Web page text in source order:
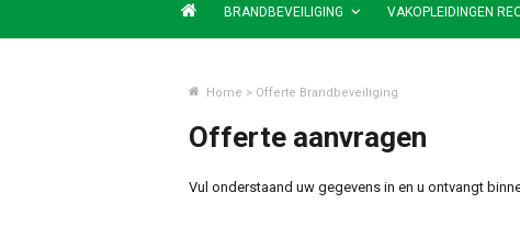
BRANDBEVEILIGING VAKOPLEIDINGEN
Home > Offerte Brandbeveiliging
Offerte aanvragen
Vul onderstaand uw gegevens in en u ontvangt